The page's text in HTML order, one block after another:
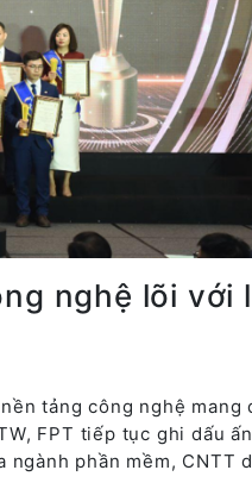
nghệ lõi với
tảng công nghệ mang
FPT tiếp tục ghi dấu
phần mềm, CNTT